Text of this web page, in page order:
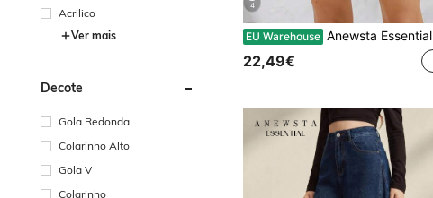
Acrilico
Ver mais
Decote
Gola Redonda
Colarinho Alto
Gola V
Colarinho
4
EU Warehouse Anewsta Essential Shorts femininos modernos, versáteis e casuais para
22,49€